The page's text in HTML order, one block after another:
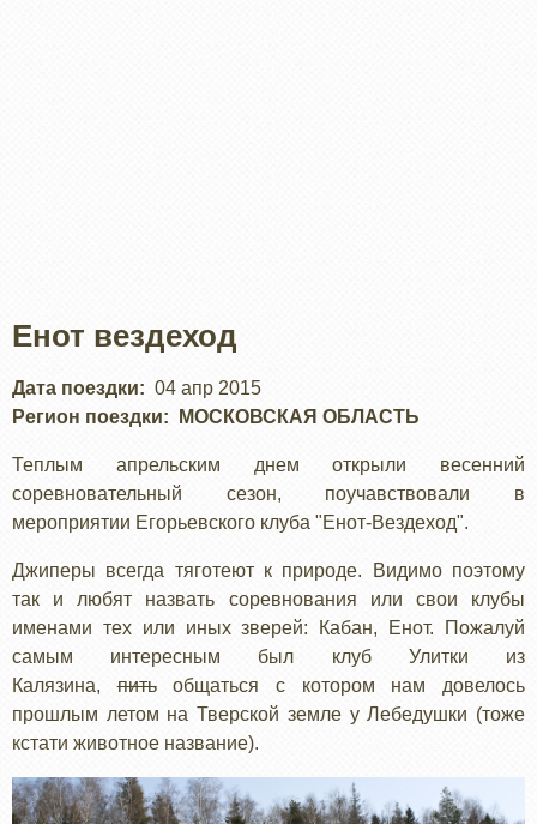
Енот вездеход
Дата поездки
04 апр 2015
Регион поездки
МОСКОВСКАЯ ОБЛАСТЬ
Теплым апрельским днем открыли весенний
соревновательный сезон, поучавствовали в
мероприятии Егорьевского клуба "Енот-Вездеход".
Джиперы всегда тяготеют к природе. Видимо поэтому
так и любят назвать соревнования или свои клубы
именами тех или иных зверей: Кабан, Енот. Пожалуй
самым интересным был клуб Улитки из
Калязина,питьобщаться с котором нам довелось
прошлым летом на Тверской земле у Лебедушки (тоже
кстати животное название).